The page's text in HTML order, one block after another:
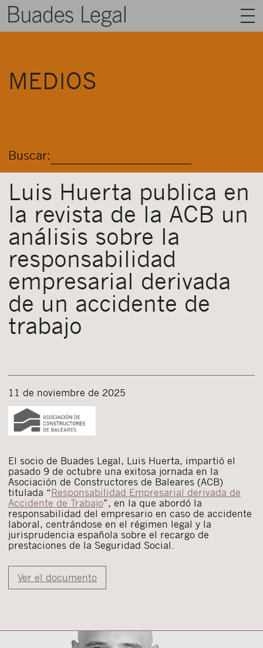
ESPAÑOL
MEDIOS
Buscar:
Luis Huerta publica en
la revista de la ACB un
análisis sobre la
responsabilidad
empresarial derivada
de un accidente de
trabajo
11 de noviembre de 2025
El socio de Buades Legal, Luis Huerta, impartió el
pasado 9 de octubre una exitosa jornada en la
Asociación de Constructores de Baleares (ACB)
titulada “Responsabilidad Empresarial derivada de
Accidente de Trabajo”, en la que abordó la
responsabilidad del empresario en caso de accidente
laboral, centrándose en el régimen legal y la
jurisprudencia española sobre el recargo de
prestaciones de la Seguridad Social.
Ver el documento